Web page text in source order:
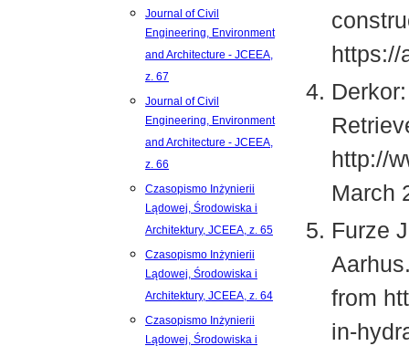
Journal of Civil
Engineering, Environment
and Architecture - JCEEA,
z. 67
Journal of Civil
Engineering, Environment
and Architecture - JCEEA,
z. 66
Czasopismo Inżynierii
Lądowej, Środowiska i
Architektury, JCEEA, z. 65
Czasopismo Inżynierii
Lądowej, Środowiska i
Architektury, JCEEA, z. 64
Czasopismo Inżynierii
Lądowej, Środowiska i
https://
http://
March
Furze
from
in-